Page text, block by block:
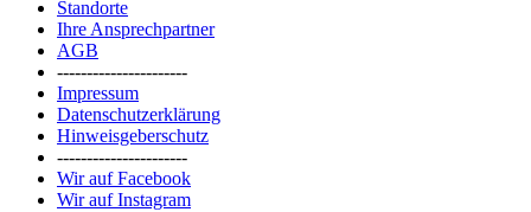
Standorte
Ihre Ansprechpartner
AGB
----------------------
Impressum
Datenschutzerklärung
Hinweisgeberschutz
----------------------
Wir auf Facebook
Wir auf Instagram